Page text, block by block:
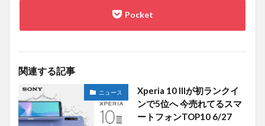
関連する記事
ニュース
Xperia 10 IIIが初ランクイ
ンで5位へ 今売れてるスマ
ートフォンTOP10 6/27